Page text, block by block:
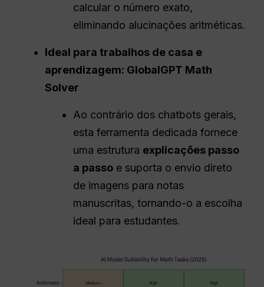
calcular o número exato,
eliminando alucinações aritméticas.
Ideal para trabalhos de casa e
aprendizagem: GlobalGPT Math
Solver
Ao contrário dos chatbots gerais,
esta ferramenta dedicada fornece
uma estrutura explicações passo
a passo e suporta o envio direto
de imagens para notas
manuscritas, tornando-o a escolha
ideal para estudantes.